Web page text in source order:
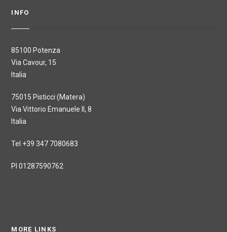
INFO
85100 Potenza
Via Cavour, 15
Italia
75015 Pisticci (Matera)
Via Vittorio Emanuele II, 8
Italia
Tel +39 347 7080683
PI 01287590762
MORE LINKS